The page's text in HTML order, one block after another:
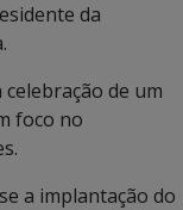
da
de um
foco no
a implantação do